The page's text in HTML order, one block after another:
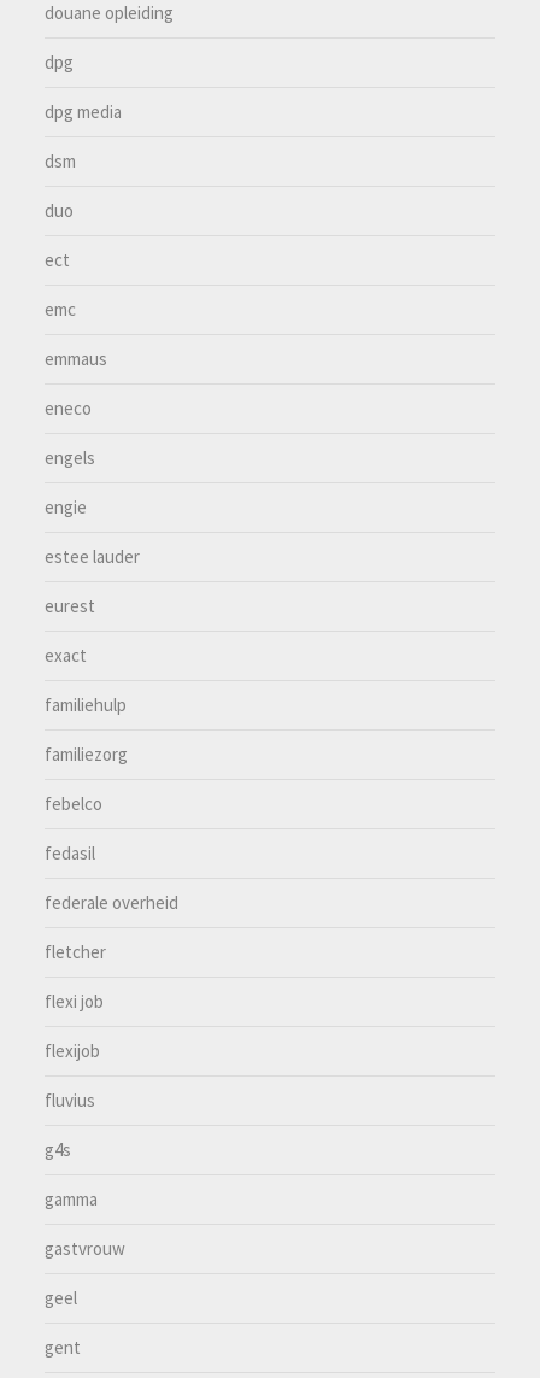
douane opleiding
dpg
dpg media
dsm
duo
ect
emc
emmaus
eneco
engels
engie
estee lauder
eurest
exact
familiehulp
familiezorg
febelco
fedasil
federale overheid
fletcher
flexi job
flexijob
fluvius
g4s
gamma
gastvrouw
geel
gent